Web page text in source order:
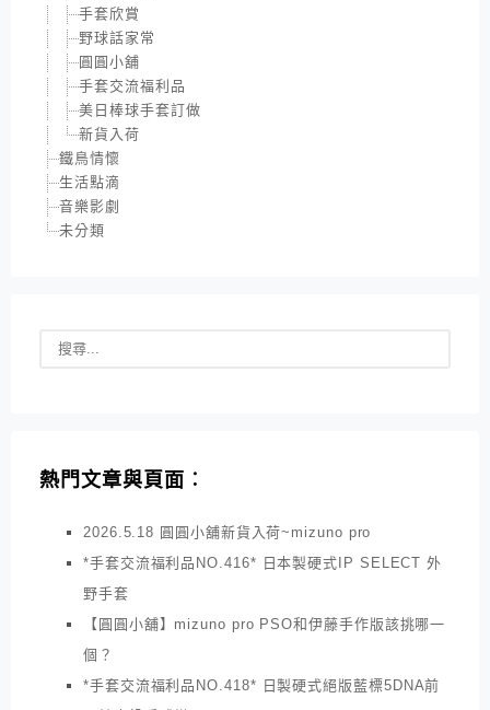
手套欣賞
野球話家常
圓圓小舖
手套交流福利品
美日棒球手套訂做
新貨入荷
鐵鳥情懷
生活點滴
音樂影劇
未分類
熱門文章與頁面︰
2026.5.18 圓圓小舖新貨入荷~mizuno pro
*手套交流福利品NO.416* 日本製硬式IP SELECT 外
野手套
【圓圓小舖】mizuno pro PSO和伊藤手作版該挑哪一
個？
*手套交流福利品NO.418* 日製硬式絕版藍標5DNA前